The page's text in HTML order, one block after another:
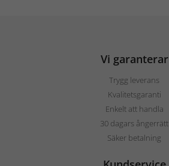
Vi garanterar
Trygg leverans
Kvalitetsgaranti
Enkelt att handla
30 dagars ångerrätt
Säker betalning